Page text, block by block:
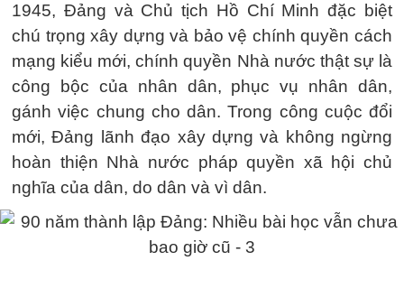
1945, Đảng và Chủ tịch Hồ Chí Minh đặc biệt
chú trọng xây dựng và bảo vệ chính quyền cách
mạng kiểu mới, chính quyền Nhà nước thật sự là
công bộc của nhân dân, phục vụ nhân dân,
gánh việc chung cho dân. Trong công cuộc đổi
mới, Đảng lãnh đạo xây dựng và không ngừng
hoàn thiện Nhà nước pháp quyền xã hội chủ
nghĩa của dân, do dân và vì dân.